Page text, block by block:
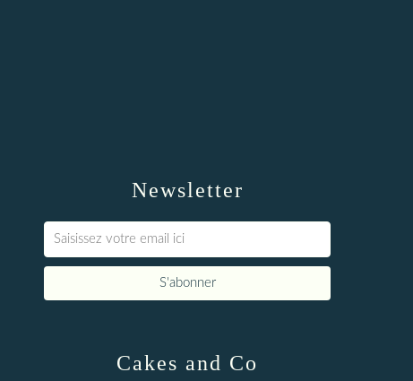
Newsletter
Cakes and Co